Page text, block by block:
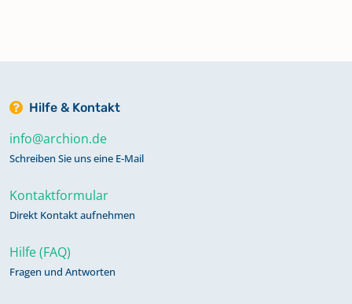
Hilfe & Kontakt
info@archion.de
Schreiben Sie uns eine E-Mail
Kontaktformular
Direkt Kontakt aufnehmen
Hilfe (FAQ)
Fragen und Antworten